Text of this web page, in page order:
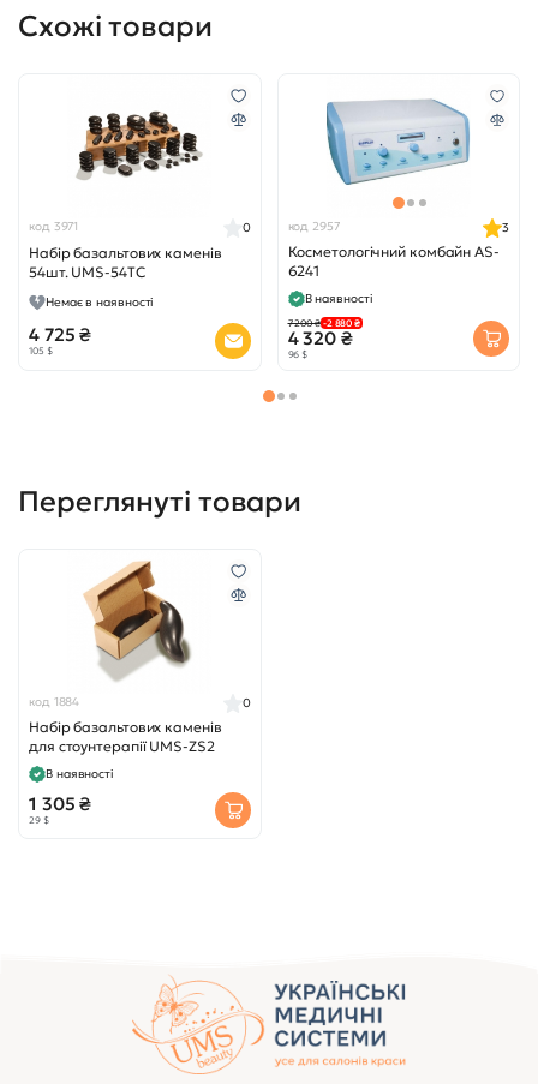
Схожі товари
код 3971
Набір базальтових каменів
54шт. UMS-54TC
0
Немає в наявності
4 725 ₴
105 $
код 2957
Косметологічний комбайн AS-
6241
3
В наявності
7 200 ₴ -2 880 ₴
4 320 ₴
96 $
Переглянуті товари
код 1884
Набір базальтових каменів
для стоунтерапії UMS-ZS2
0
В наявності
1 305 ₴
29 $